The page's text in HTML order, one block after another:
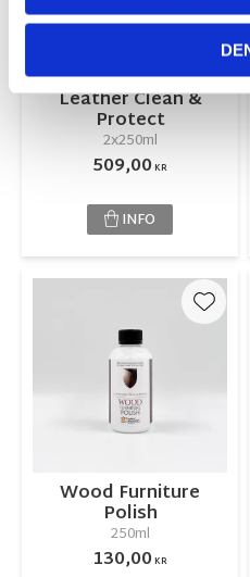
Leather Clean &
Protect
2x250ml
509,00KR
INFO
Wood Furniture
Polish
250ml
130,00KR
Lägg